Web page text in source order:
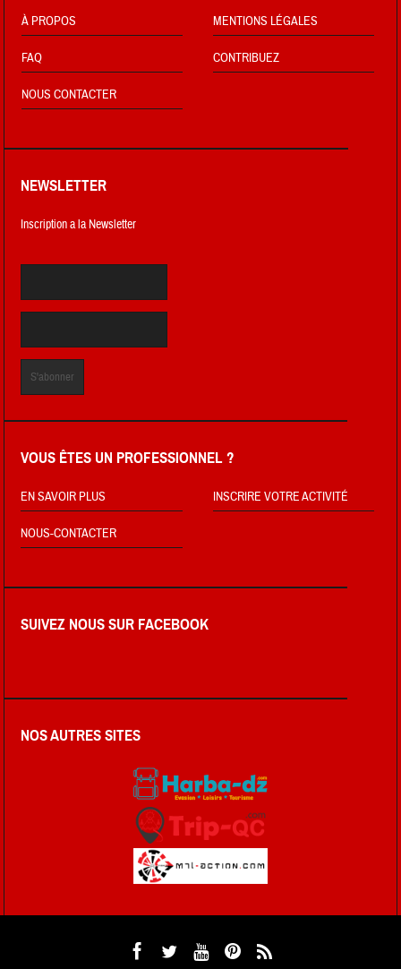
À PROPOS MENTIONS LÉGALES
FAQ CONTRIBUEZ
NOUS CONTACTER
NEWSLETTER
Inscription a la Newsletter
VOUS ÊTES UN PROFESSIONNEL ?
EN SAVOIR PLUS INSCRIRE VOTRE ACTIVITÉ
NOUS-CONTACTER
SUIVEZ NOUS SUR FACEBOOK
NOS AUTRES SITES